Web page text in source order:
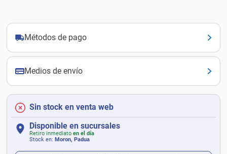
Métodos de pago
Medios de envío
Sin stock en venta web
Disponible en sucursales
Retiro inmediato en el día
Stock en: Moron, Padua